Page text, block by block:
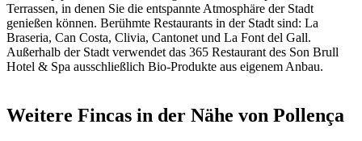
Terrassen, in denen Sie die entspannte Atmosphäre der Stadt
genießen können. Berühmte Restaurants in der Stadt sind: La
Braseria, Can Costa, Clivia, Cantonet und La Font del Gall.
Außerhalb der Stadt verwendet das 365 Restaurant des Son Brull
Hotel & Spa ausschließlich Bio-Produkte aus eigenem Anbau.
Weitere Fincas in der Nähe von Pollença